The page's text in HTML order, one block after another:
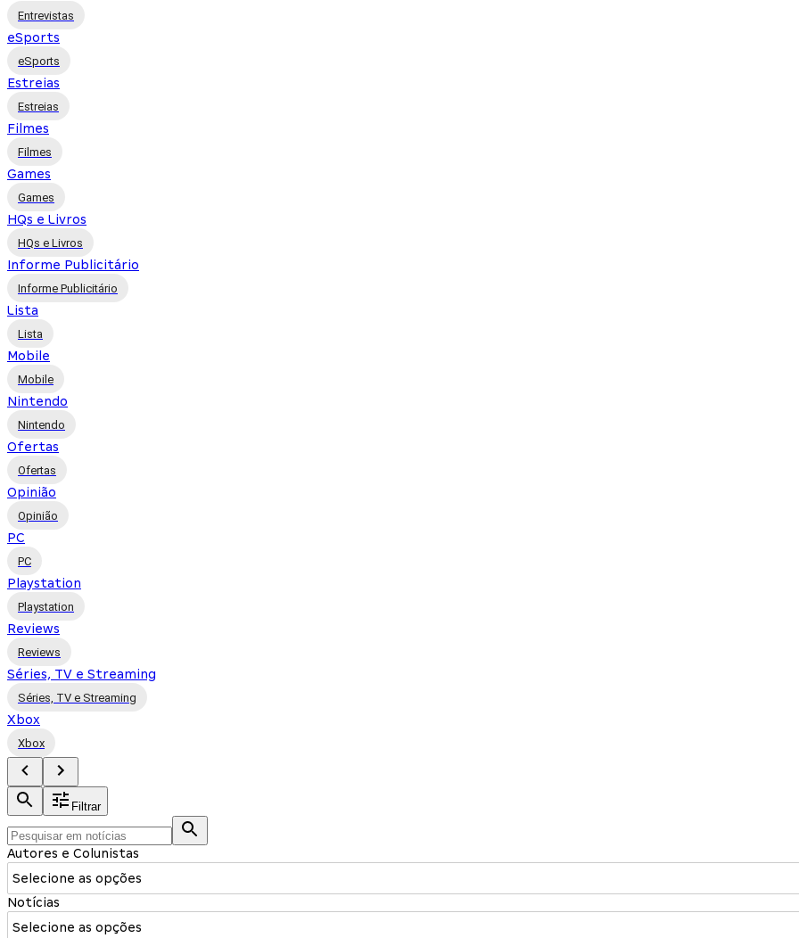
Entrevistas
eSports
eSports
Estreias
Estreias
Filmes
Filmes
Games
Games
HQs e Livros
HQs e Livros
Informe Publicitário
Informe Publicitário
Lista
Lista
Mobile
Mobile
Nintendo
Nintendo
Ofertas
Ofertas
Opinião
Opinião
PC
PC
Playstation
Playstation
Reviews
Reviews
Séries, TV e Streaming
Séries, TV e Streaming
Xbox
Xbox
Filtrar
Autores e Colunistas
Selecione as opções
Notícias
Selecione as opções